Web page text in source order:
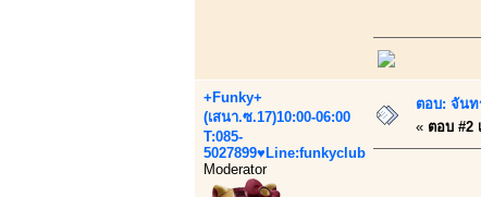
+Funky+
(เสนา.ซ.17)10:00-06:00
T:085-
5027899♥Line:funkyclub
Moderator
ตอบ: จัน
« ตอบ #2